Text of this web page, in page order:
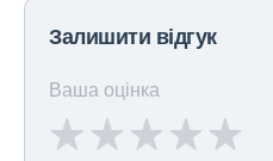
Залишити відгук
Ваша оцінка